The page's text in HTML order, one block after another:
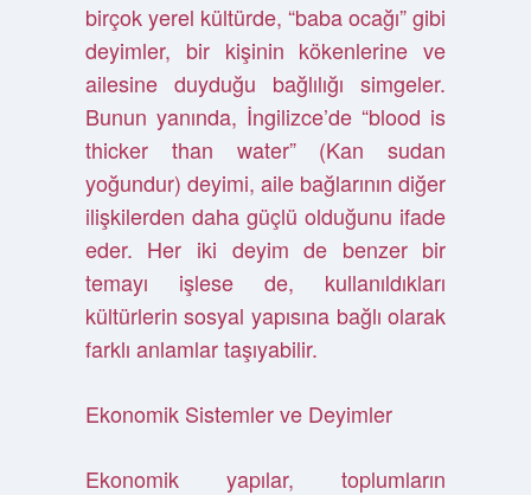
birçok yerel kültürde, “baba ocağı” gibi
deyimler, bir kişinin kökenlerine ve
ailesine duyduğu bağlılığı simgeler.
Bunun yanında, İngilizce’de “blood is
thicker than water” (Kan sudan
yoğundur) deyimi, aile bağlarının diğer
ilişkilerden daha güçlü olduğunu ifade
eder. Her iki deyim de benzer bir
temayı işlese de, kullanıldıkları
kültürlerin sosyal yapısına bağlı olarak
farklı anlamlar taşıyabilir.
Ekonomik Sistemler ve Deyimler
Ekonomik yapılar, toplumların